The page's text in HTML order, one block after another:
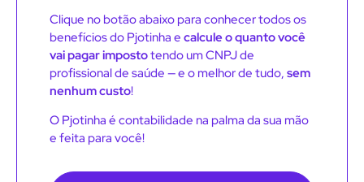
Clique no botão abaixo para conhecer todos os
benefícios do Pjotinha e calcule o quanto você
vai pagar impostotendo um CNPJ de
profissional de saúde — e o melhor de tudo, sem
nenhum custo!
O Pjotinha é contabilidade na palma da sua mão
e feita para você!